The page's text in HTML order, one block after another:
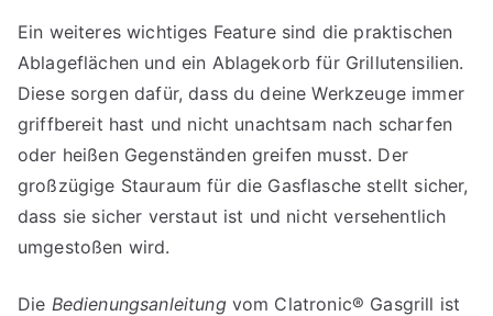
Ein weiteres wichtiges Feature sind die praktischen
Ablageflächen und ein Ablagekorb für Grillutensilien.
Diese sorgen dafür, dass du deine Werkzeuge immer
griffbereit hast und nicht unachtsam nach scharfen
oder heißen Gegenständen greifen musst. Der
großzügige Stauraum für die Gasflasche stellt sicher,
dass sie sicher verstaut ist und nicht versehentlich
umgestoßen wird.
Die Bedienungsanleitungvom Clatronic® Gasgrill ist